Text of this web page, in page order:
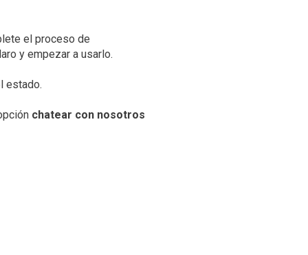
el proceso de
y empezar a usarlo.
estado.
chatear con nosotros